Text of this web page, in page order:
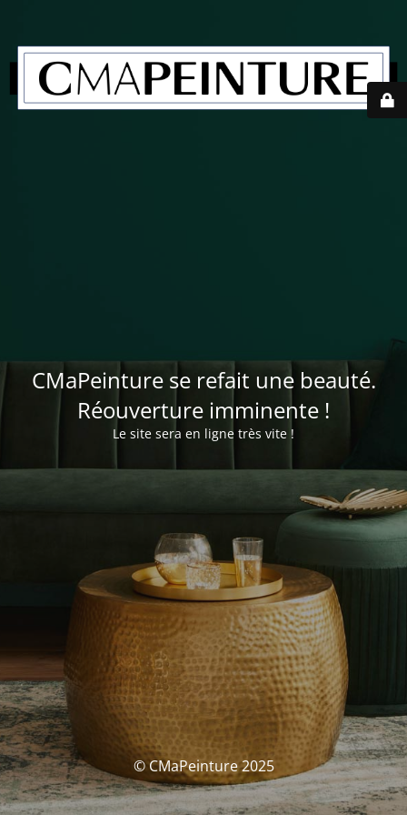
CMaPeinture se refait une beauté.
Réouverture imminente !
Le site sera en ligne très vite !
© CMaPeinture 2025